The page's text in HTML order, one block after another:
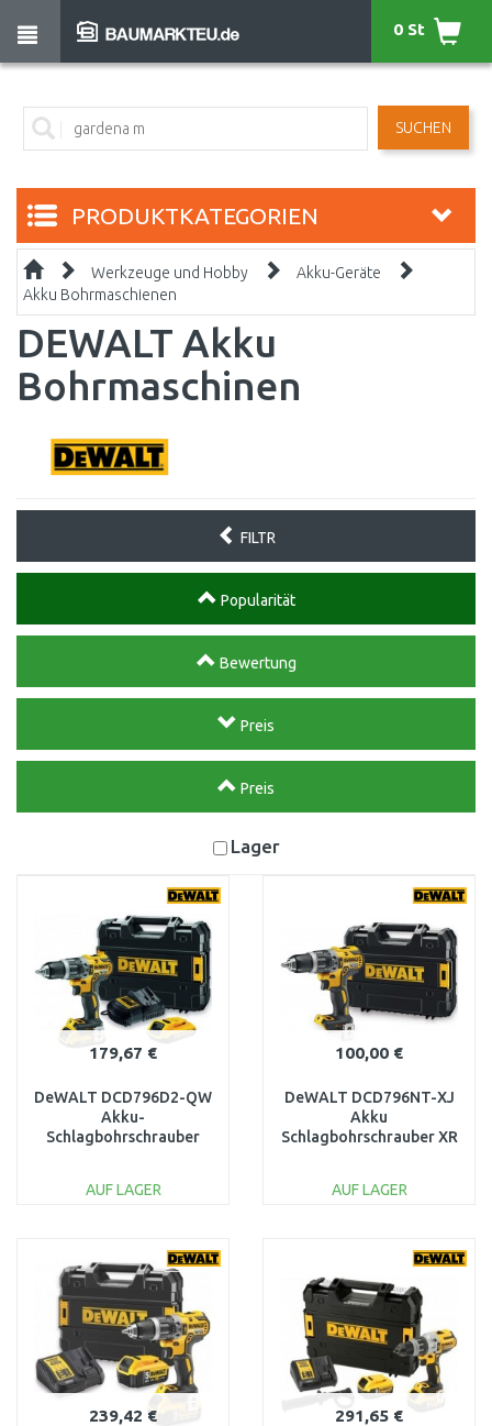
SUCHEN
0 St
PRODUKTKATEGORIEN
Werkzeuge und Hobby
Akku-Geräte
Akku Bohrmaschienen
DEWALT Akku
Bohrmaschinen
FILTR
Popularität
Bewertung
Preis
Preis
Lager
179,67 €
DeWALT DCD796D2-QW
Akku-
Schlagbohrschrauber
AUF LAGER
Vergleichen
100,00 €
DeWALT DCD796NT-XJ
Akku
Schlagbohrschrauber XR
AUF LAGER
Vergleichen
239,42 € 291,65 €